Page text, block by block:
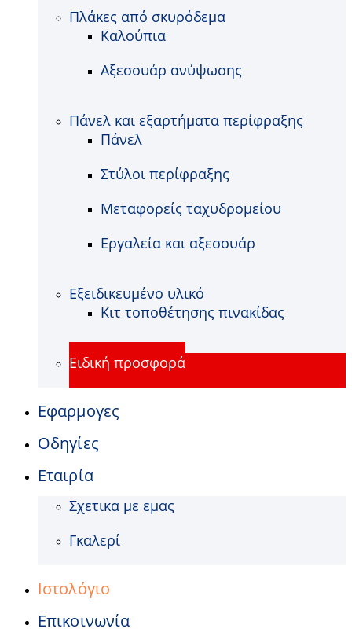
Πλάκες από σκυρόδεμα
Καλούπια
Αξεσουάρ ανύψωσης
Πάνελ και εξαρτήματα περίφραξης
Πάνελ
Στύλοι περίφραξης
Μεταφορείς ταχυδρομείου
Εργαλεία και αξεσουάρ
Εξειδικευμένο υλικό
Κιτ τοποθέτησης πινακίδας
Ειδική προσφορά
Εφαρμογες
Οδηγίες
Εταιρία
Σχετικα με εμας
Γκαλερί
Ιστολόγιο
Επικοινωνία